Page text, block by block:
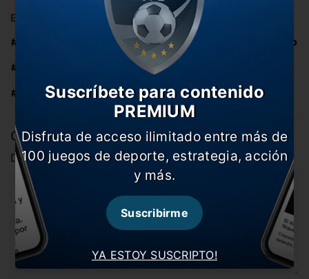
En esta nota:
#Boca #Guillermo Barros Schelotto
#Internacional #MLS
#Noticia #River
Comentarios
Dejá tu opinión acá!
YA ESTOY SUSCRIPTO!
Suscríbete para contenido
PREMIUM
Disfruta de acceso ilimitado entre más de
100 juegos de deporte, estrategia, acción
y más.
Suscribirme